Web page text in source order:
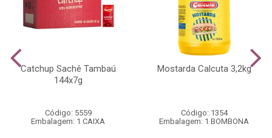
Catchup Sachê Tambaú
144x7g
Código: 5559
Embalagem: 1 CAIXA
Mostarda Calcuta 3,2kg
Código: 1354
Embalagem: 1 BOMBONA